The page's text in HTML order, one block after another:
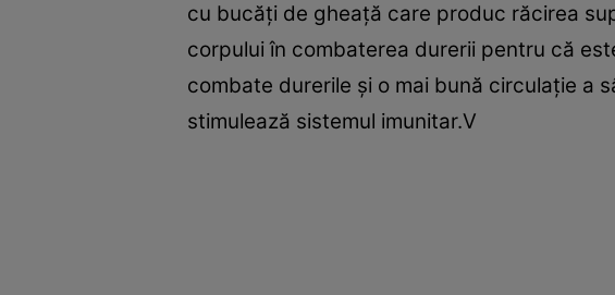
cu bucăți de gheață care produc răcirea
corpului în combaterea durerii pentru că
combate durerile și o mai bună circulație a
stimulează sistemul imunitar.V